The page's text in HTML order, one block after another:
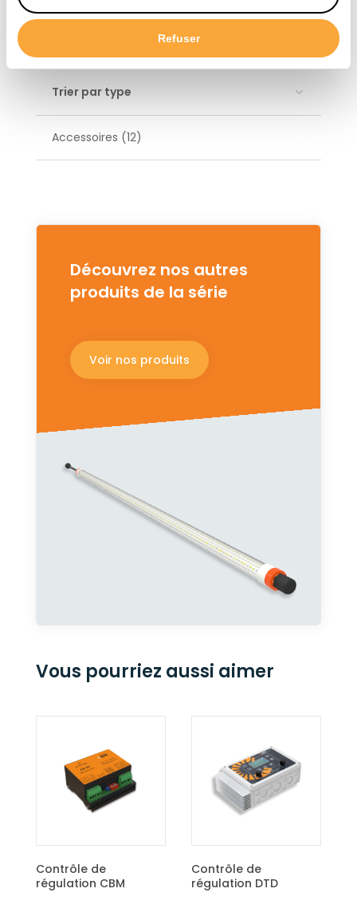
Refuser
Élevage de poules pondeuses (13)
Élevage porcin (22)
Trier par type
Accessoires (12)
Découvrez nos autres
produits de la série
Voir nos produits
Vous pourriez aussi aimer
Contrôle de
régulation DTD
Contrôle de
régulation ECO